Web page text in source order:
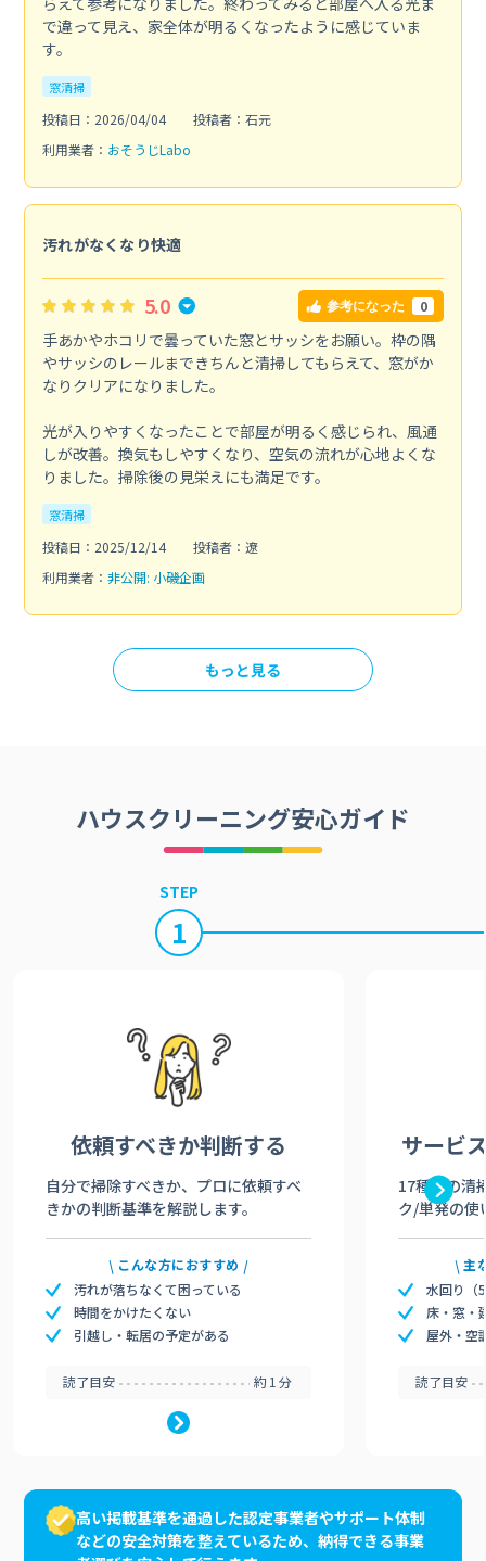
で違って見え、家全体が明るくなったように感じていま
す。
窓清掃
投稿日：2026/04/04
投稿者：石元
利用業者： おそうじLabo
汚れがなくなり快適
5.0 参考になった 0
手あかやホコリで曇っていた窓とサッシをお願い。枠の隅
やサッシのレールまできちんと清掃してもらえて、窓がか
なりクリアになりました。
光が入りやすくなったことで部屋が明るく感じられ、風通
しが改善。換気もしやすくなり、空気の流れが心地よくな
りました。掃除後の見栄えにも満足です。
窓清掃
投稿日：2025/12/14
投稿者：遼
利用業者： 非公開: 小磯企画
もっと見る
ハウスクリーニング安心ガイド
STEP
1
依頼すべきか判断する
自分で掃除すべきか、プロに依頼すべ
きかの判断基準を解説します。
こんな方におすすめ
汚れが落ちなくて困っている
時間をかけたくない
引越し・転居の予定がある
読了目安 約1分
サービ
17種類の清
ク/単発の使
主
水回り（
床・窓・
屋外・空
読了目安
高い掲載基準を通過した認定事業者やサポート体制
などの安全対策を整えているため、納得できる事業